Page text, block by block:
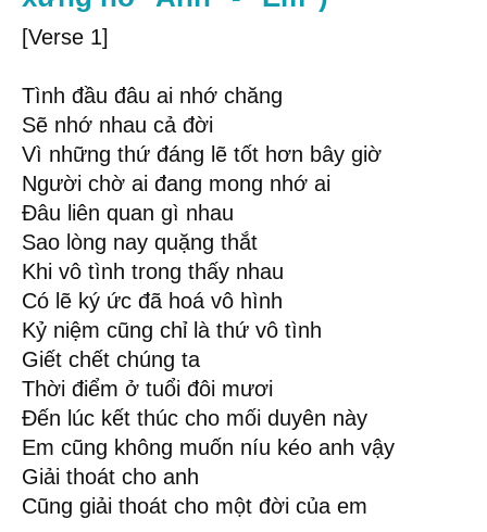
[Verse 1]
Tình đầu đâu ai nhớ chăng
Sẽ nhớ nhau cả đời
Vì những thứ đáng lẽ tốt hơn bây giờ
Người chờ ai đang mong nhớ ai
Đâu liên quan gì nhau
Sao lòng nay quặng thắt
Khi vô tình trong thấy nhau
Có lẽ ký ức đã hoá vô hình
Kỷ niệm cũng chỉ là thứ vô tình
Giết chết chúng ta
Thời điểm ở tuổi đôi mươi
Đến lúc kết thúc cho mối duyên này
Em cũng không muốn níu kéo anh vậy
Giải thoát cho anh
Cũng giải thoát cho một đời của em